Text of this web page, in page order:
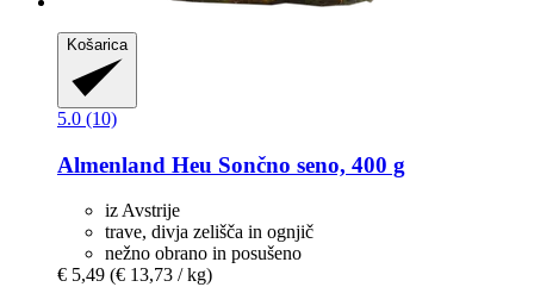
Košarica
5.0 (10)
Almenland Heu Sončno seno, 400 g
iz Avstrije
trave, divja zelišča in ognjič
nežno obrano in posušeno
€ 5,49 (€ 13,73 / kg)